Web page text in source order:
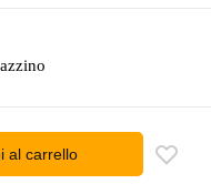
al carrello